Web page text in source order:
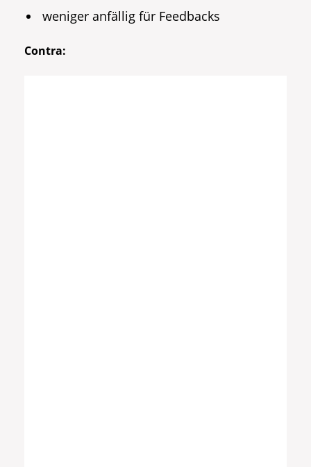
weniger anfällig für Feedbacks
Contra: